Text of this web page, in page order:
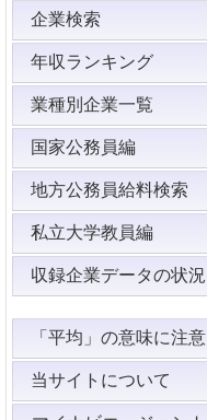
企業検索
年収ランキング
業種別企業一覧
国家公務員編
地方公務員給料検索
私立大学教員編
収録企業データの状況
「平均」の意味に注意
当サイトについて